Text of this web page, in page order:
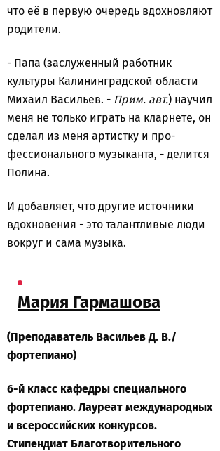
что её в первую очередь вдохновляют
родители.
- Папа (заслуженный работник
культуры Калининградской области
Михаил Васильев. - Прим. авт.) научил
меня не только играть на кларнете, он
сделал из меня артистку и про-
фессионального музыканта, - делится
Полина.
И добавляет, что другие источники
вдохновения - это талантливые люди
вокруг и сама музыка.
Мария Гармашова
(Преподаватель Васильев Д. В./
фортепиано)
6-й класс кафедры специального
фортепиано. Лауреат международных
и всероссийских конкурсов.
Стипендиат Благотворительного